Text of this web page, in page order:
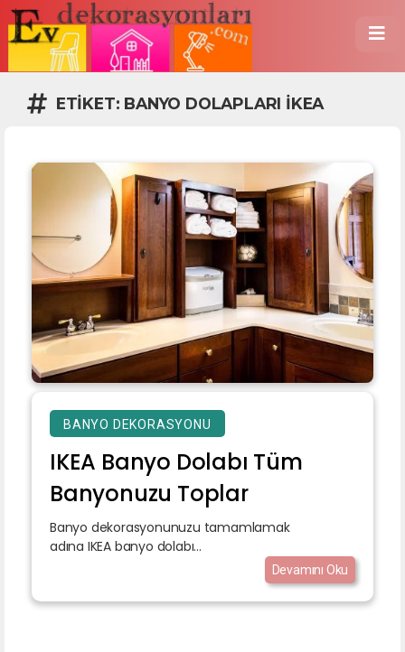
ETIKET: BANYO DOLAPLARI IKEA
BANYO DEKORASYONU
IKEA Banyo Dolabı Tüm
Banyonuzu Toplar
Banyo dekorasyonunuzu tamamlamak
adına IKEA banyo dolabı...
Devamını Oku